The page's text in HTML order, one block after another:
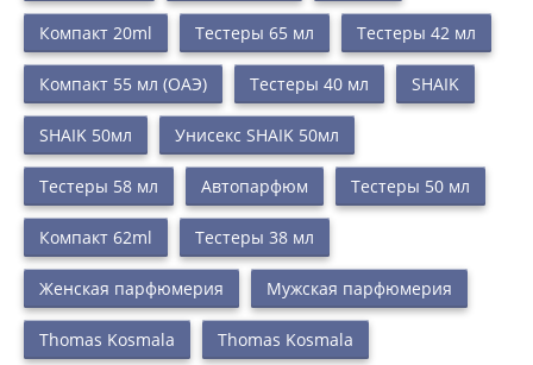
Компакт 20ml Тестеры 65 мл Тестеры 42 мл
Компакт 55 мл (ОАЭ) Тестеры 40 мл SHAIK
SHAIK 50мл Унисекс SHAIK 50мл
Тестеры 58 мл Автопарфюм Тестеры 50 мл
Компакт 62ml Тестеры 38 мл
Женская парфюмерия Мужская парфюмерия
Thomas Kosmala Thomas Kosmala